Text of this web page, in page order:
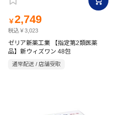
￥2,749
税込￥3,023
ゼリア新薬工業 【指定第2類医薬
品】新ウィズワン 48包
通常配送 / 店舗受取